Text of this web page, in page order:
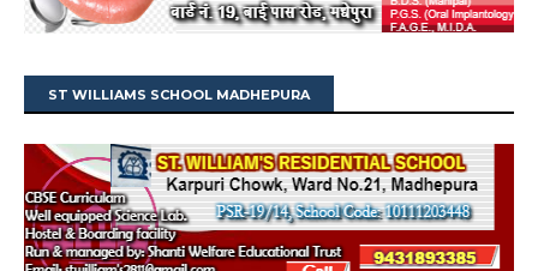
ST WILLIAMS SCHOOL MADHEPURA